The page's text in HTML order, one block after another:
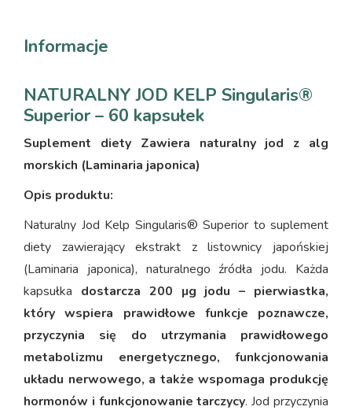
Informacje
NATURALNY JOD KELP Singularis®
Superior – 60 kapsułek
Suplement diety Zawiera naturalny jod z alg
morskich (Laminaria japonica)
Opis produktu:
Naturalny Jod Kelp Singularis® Superior to suplement
diety zawierający ekstrakt z listownicy japońskiej
(Laminaria japonica), naturalnego źródła jodu. Każda
kapsułka dostarcza 200 µg jodu – pierwiastka,
który wspiera prawidłowe funkcje poznawcze,
przyczynia się do utrzymania prawidłowego
metabolizmu energetycznego, funkcjonowania
układu nerwowego, a także wspomaga produkcję
hormonów i funkcjonowanie tarczycy. Jod przyczynia